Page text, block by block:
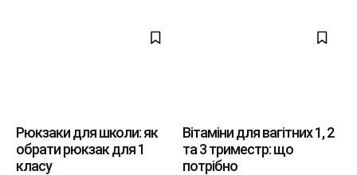
Рюкзаки для школи: як
обрати рюкзак для 1
класу
Вітаміни для вагітних 1, 2
та 3 триместр: що
потрібно